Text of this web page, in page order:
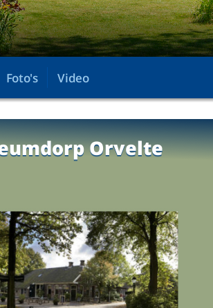
Foto's Video
Orvelte